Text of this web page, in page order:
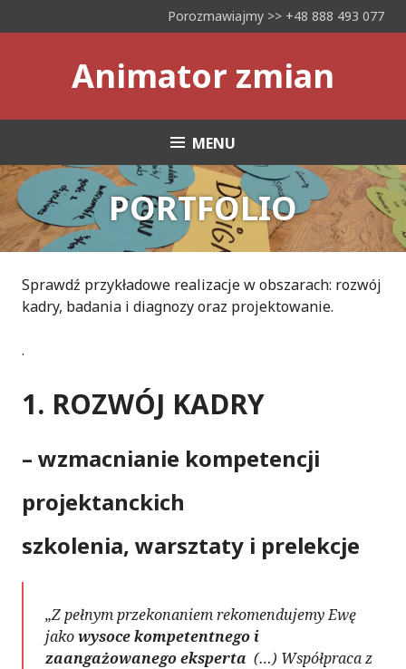
to
Porozmawiajmy >> +48 888 493 077
Animator zmian
MENU
PORTFOLIO
Sprawdź przykładowe realizacje w obszarach: rozwój
kadry, badania i diagnozy oraz projektowanie.
.
1. ROZWÓJ KADRY
– wzmacnianie kompetencji
projektanckich
szkolenia, warsztaty i prelekcje
„Z pełnym przekonaniem rekomendujemy Ewę
jakowysoce kompetentnego i
zaangażowanego eksperta (…) Współpraca z